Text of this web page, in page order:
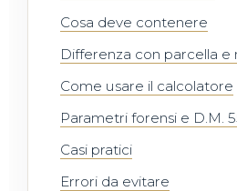
Cosa deve contenere
Differenza con parcella e
Come usare il calcolatore
Parametri forensi e D.M.
Casi pratici
Errori da evitare